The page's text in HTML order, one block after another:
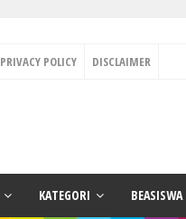
PRIVACY POLICY DISCLAIMER
KATEGORI BEASISWA